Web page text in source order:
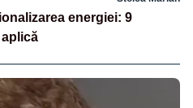
energiei: 9